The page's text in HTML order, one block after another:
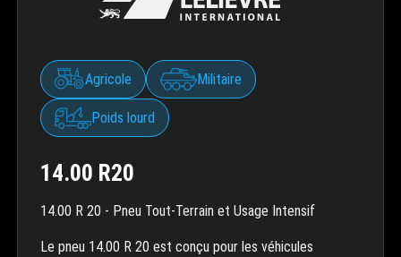
Agricole Militaire
Poids lourd
14.00 R20
14.00 R 20 - Pneu Tout-Terrain et Usage Intensif
Le pneu 14.00 R 20 est conçu pour les véhicules